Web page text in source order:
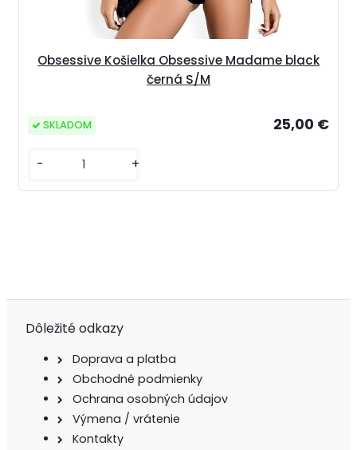
Obsessive Košielka Obsessive Madame black
černá S/M
25,00 €
- +
SKLADOM
Dôležité odkazy
Doprava a platba
Obchodné podmienky
Ochrana osobných údajov
Výmena / vrátenie
Kontakty